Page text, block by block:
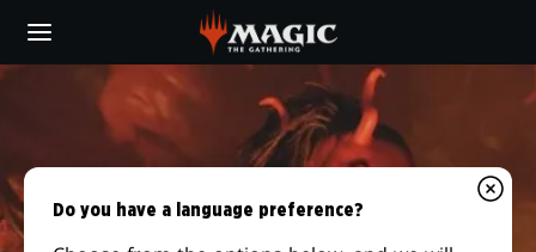
main
Do you have a language preference?